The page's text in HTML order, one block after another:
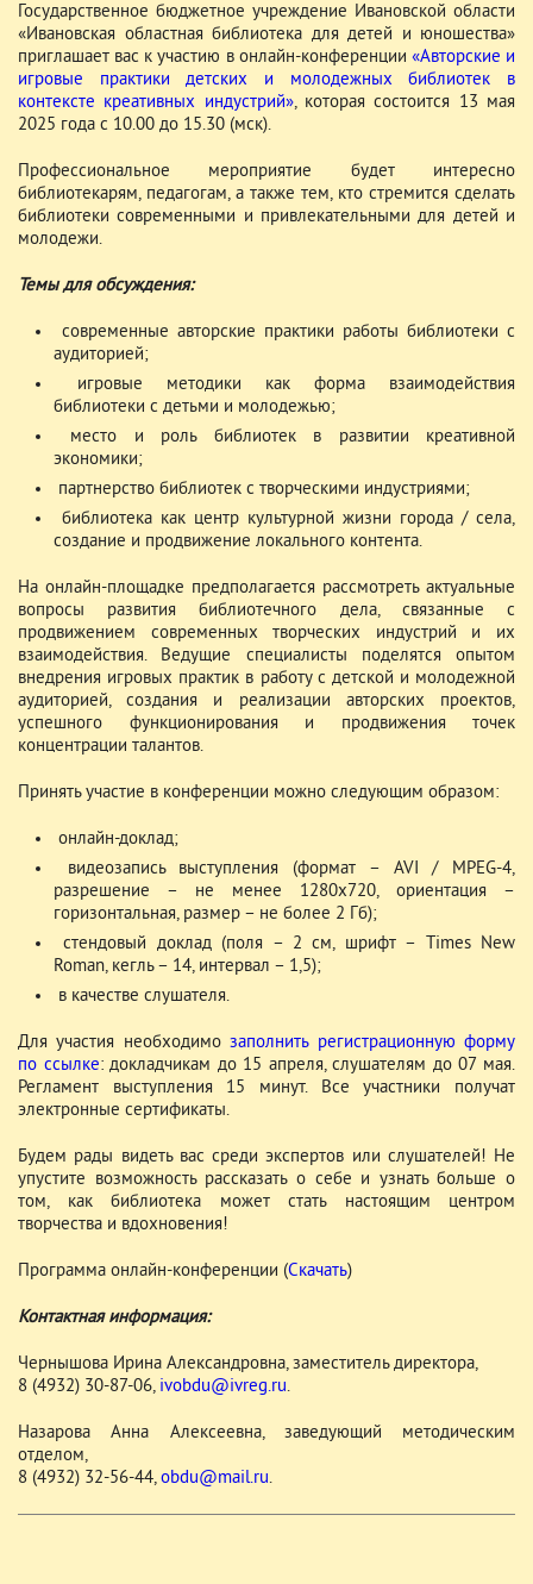
Государственное бюджетное учреждение Ивановской области
«Ивановская областная библиотека для детей и юношества»
приглашает вас к участию в онлайн-конференции «Авторские и
игровые практики детских и молодежных библиотек в
контексте креативных индустрий», которая состоится 13 мая
2025 года c 10.00 до 15.30 (мск).
Профессиональное мероприятие будет интересно
библиотекарям, педагогам, а также тем, кто стремится сделать
библиотеки современными и привлекательными для детей и
молодежи.
Темы для обсуждения:
­ современные авторские практики работы библиотеки с
аудиторией;
­ игровые методики как форма взаимодействия
библиотеки с детьми и молодежью;
­ место и роль библиотек в развитии креативной
экономики;
­ партнерство библиотек с творческими индустриями;
­ библиотека как центр культурной жизни города / села,
создание и продвижение локального контента.
На онлайн-площадке предполагается рассмотреть актуальные
вопросы развития библиотечного дела, связанные с
продвижением современных творческих индустрий и их
взаимодействия. Ведущие специалисты поделятся опытом
внедрения игровых практик в работу с детской и молодежной
аудиторией, создания и реализации авторских проектов,
успешного функционирования и продвижения точек
концентрации талантов.
Принять участие в конференции можно следующим образом:
­ онлайн-доклад;
­ видеозапись выступления (формат – AVI / MPEG-4,
разрешение – не менее 1280x720, ориентация –
горизонтальная, размер – не более 2 Гб);
­ стендовый доклад (поля – 2 см, шрифт – Times New
Roman, кегль – 14, интервал – 1,5);
­ в качестве слушателя.
Для участия необходимозаполнить регистрационную форму
по ссылке: докладчикам до 15 апреля, слушателям до 07 мая.
Регламент выступления 15 минут. Все участники получат
электронные сертификаты.
Будем рады видеть вас среди экспертов или слушателей! Не
упустите возможность рассказать о себе и узнать больше о
том, как библиотека может стать настоящим центром
творчества и вдохновения!
Программа онлайн-конференции (Скачать)
Контактная информация:
­Чернышова Ирина Александровна, заместитель директора,
8 (4932) 30-87-06, ivobdu@ivreg.ru.
­Назарова Анна Алексеевна, заведующий методическим
отделом,
8 (4932) 32-56-44,obdu@mail.ru.